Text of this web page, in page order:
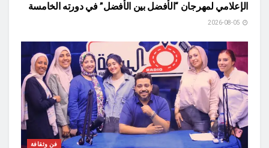
الإعلامي لمهرجان “الأفضل بين الأفضل” في دورته الخامسة
فن وثقافة